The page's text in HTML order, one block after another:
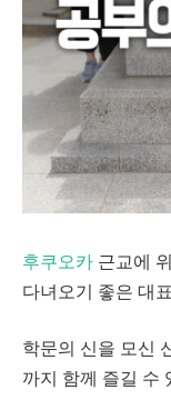
후쿠오카 근교에
다녀오기 좋은 대
학문의 신을 모신
까지 함께 즐길 수